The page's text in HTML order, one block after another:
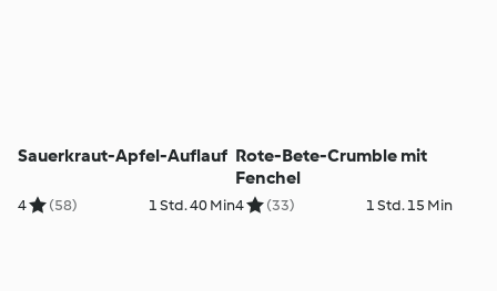
Sauerkraut-Apfel-Auflauf
4 (58) 1 Std. 40 Min
Rote-Bete-Crumble mit
Fenchel
4 (33) 1 Std. 15 Min